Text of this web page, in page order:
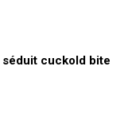
cuckold bite